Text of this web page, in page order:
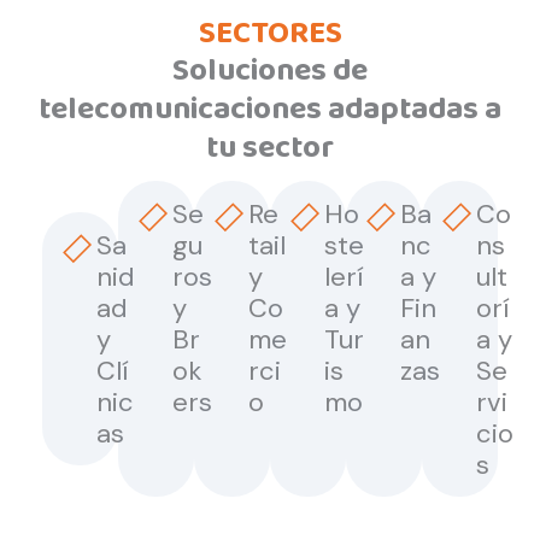
SECTORES
Soluciones de
telecomunicaciones adaptadas a
tu sector
Sa
nid
ad
y
Clí
nic
as
Se
gu
ros
y
Br
ok
ers
Re
tail
y
Co
me
rci
o
Ho
ste
lerí
a y
Tur
is
mo
Ba
nc
a y
Fin
an
zas
Co
ns
ult
orí
a y
Se
rvi
cio
s